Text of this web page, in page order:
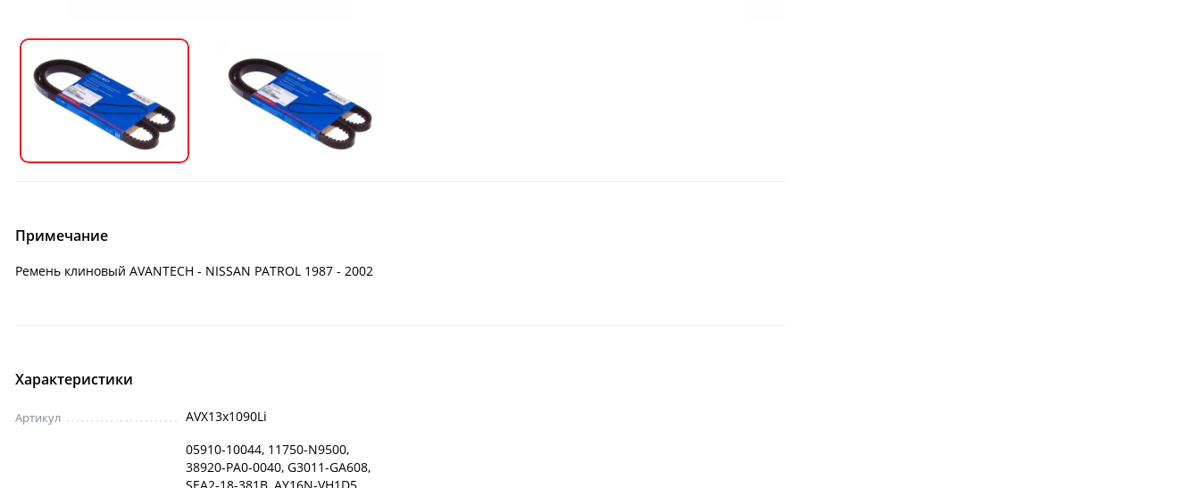
Примечание
Ремень клиновый AVANTECH - NISSAN PATROL 1987 - 2002
Характеристики
Артикул AVX13x1090Li
05910-10044, 11750-N9500,
38920-PA0-0040, G3011-GA608,